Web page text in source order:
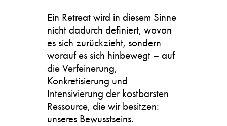
Ein Retreat wird in diesem Sinne
nicht dadurch definiert, wovon
es sich zurückzieht, sondern
worauf es sich hinbewegt – auf
die Verfeinerung,
Konkretisierung und
Intensivierung der kostbarsten
Ressource, die wir besitzen:
unseres Bewusstseins.